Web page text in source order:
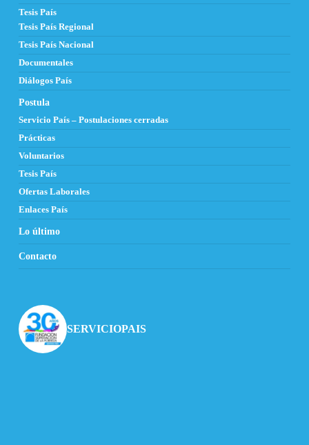
Tesis País
Tesis País Regional
Tesis País Nacional
Documentales
Diálogos País
Postula
Servicio País – Postulaciones cerradas
Prácticas
Voluntarios
Tesis País
Ofertas Laborales
Enlaces País
Lo último
Contacto
SERVICIOPAIS